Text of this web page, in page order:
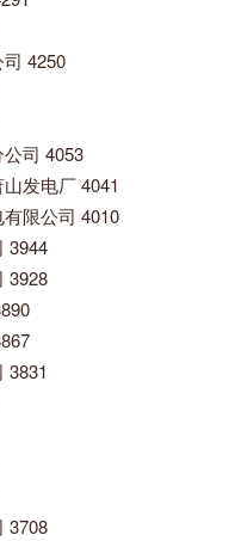
4250
司 4053
发电厂 4041
限公司 4010
3944
3928
3831
3708